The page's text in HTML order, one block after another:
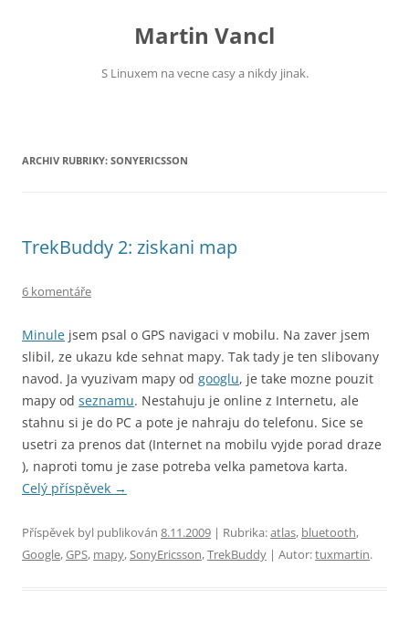
Martin Vancl
S Linuxem na vecne casy a nikdy jinak.
ARCHIV RUBRIKY: SONYERICSSON
TrekBuddy 2: ziskani map
6 komentáře
Minule jsem psal o GPS navigaci v mobilu. Na zaver jsem
slibil, ze ukazu kde sehnat mapy. Tak tady je ten slibovany
navod. Ja vyuzivam mapy od googlu, je take mozne pouzit
mapy od seznamu. Nestahuju je online z Internetu, ale
stahnu si je do PC a pote je nahraju do telefonu. Sice se
usetri za prenos dat (Internet na mobilu vyjde porad draze
), naproti tomu je zase potreba velka pametova karta.
Celý příspěvek →
Příspěvek byl publikován 8.11.2009 | Rubrika:atlas, bluetooth,
Google,GPS, mapy,SonyEricsson,TrekBuddy | Autor:tuxmartin.